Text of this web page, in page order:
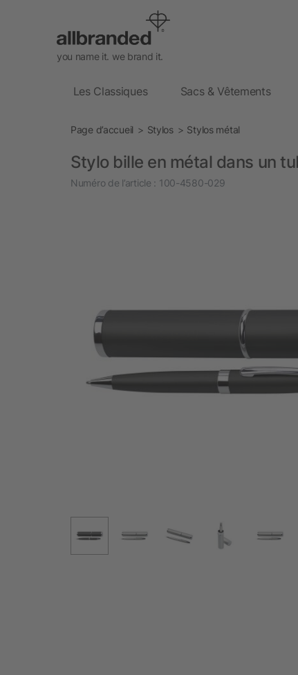
you name it. we brand it.
Les Classiques Sacs & Vêtements
Page d’accueil Stylos Stylos métal
Stylo bille en métal dans un
Numéro de l’article : 100-4580-029